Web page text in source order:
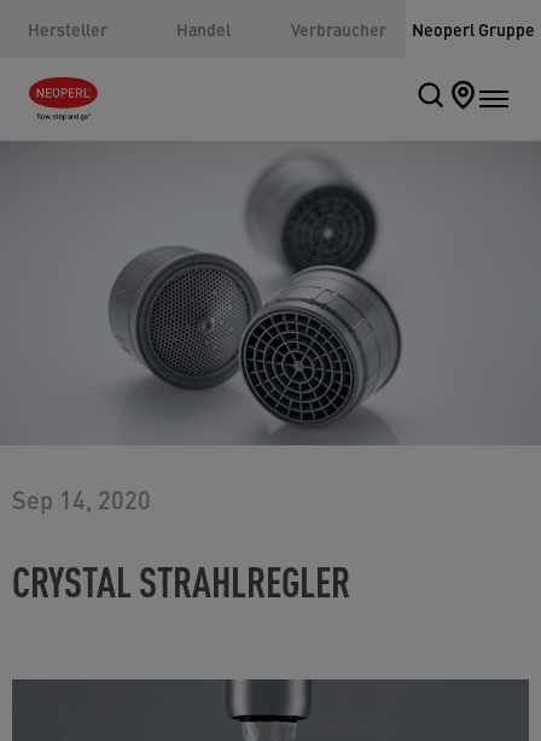
Hersteller Handel Verbraucher Neoperl Gruppe
Sep 14, 2020
CRYSTAL STRAHLREGLER